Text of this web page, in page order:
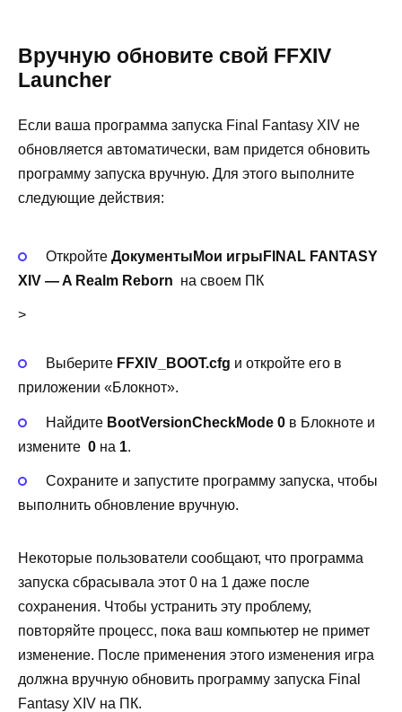
Вручную обновите свой FFXIV
Launcher
Если ваша программа запуска Final Fantasy XIV не
обновляется автоматически, вам придется обновить
программу запуска вручную. Для этого выполните
следующие действия:
Откройте ДокументыМои игрыFINAL FANTASY
XIV — A Realm Reborn на своем ПК
>
Выберите FFXIV_BOOT.cfg и откройте его в
приложении «Блокнот».
Найдите BootVersionCheckMode 0в Блокноте и
измените 0 на 1.
Сохраните и запустите программу запуска, чтобы
выполнить обновление вручную.
Некоторые пользователи сообщают, что программа
запуска сбрасывала этот 0 на 1 даже после
сохранения. Чтобы устранить эту проблему,
повторяйте процесс, пока ваш компьютер не примет
изменение. После применения этого изменения игра
должна вручную обновить программу запуска Final
Fantasy XIV на ПК.